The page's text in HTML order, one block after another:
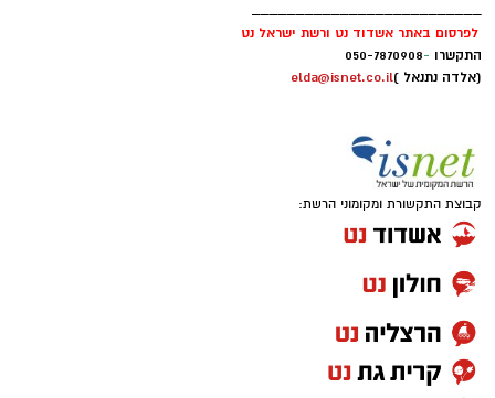
__________________________
לפרסום באתר אשדוד נט ורשת ישראל נט
התקשרו -
050-7870908
(אלדה נתנאל )elda@isnet.co.il
קבוצת התקשורת ומקומוני הרשת: